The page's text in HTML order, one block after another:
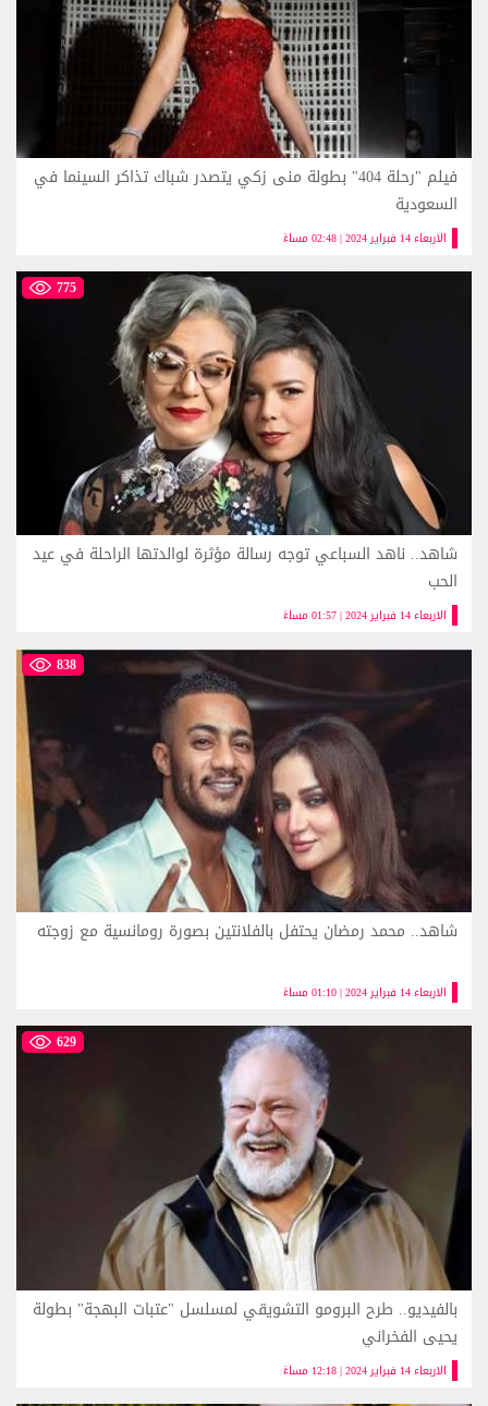
الاربعاء 14 فبراير 2024 | 02:48 مساءً
فيلم "رحلة 404" بطولة منى زكي يتصدر شباك تذاكر السينما في
السعودية
775
الاربعاء 14 فبراير 2024 | 01:57 مساءً
شاهد.. ناهد السباعي توجه رسالة مؤثرة لوالدتها الراحلة في عيد
الحب
838
الاربعاء 14 فبراير 2024 | 01:10 مساءً
شاهد.. محمد رمضان يحتفل بالفلانتين بصورة رومانسية مع زوجته
629
الاربعاء 14 فبراير 2024 | 12:18 مساءً
بالفيديو.. طرح البرومو التشويقي لمسلسل "عتبات البهجة" بطولة
يحيى الفخراني